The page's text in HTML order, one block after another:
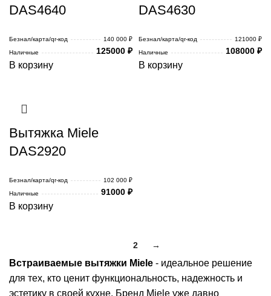
DAS4640
Безнал/карта/qr-код
140 000 ₽
Наличные
125000 ₽
В корзину
DAS4630
Безнал/карта/qr-код
121000 ₽
Наличные
108000 ₽
В корзину
Вытяжка Miele
DAS2920
Безнал/карта/qr-код
102 000 ₽
Наличные
91000 ₽
В корзину
2 →
Встраиваемые вытяжки Miele - идеальное решение
для тех, кто ценит функциональность, надежность и
эстетику в своей кухне. Бренд Miele уже давно